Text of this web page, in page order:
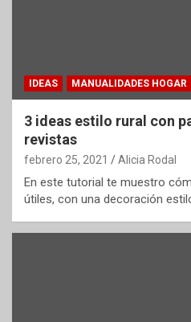
IDEAS MANUALIDADES HOGAR
3 ideas estilo rural con
revistas
febrero 25, 2021 Alicia Rodal
En este tutorial te muestro
útiles, con una decoración